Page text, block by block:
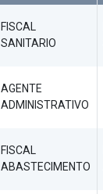
FISCAL
SANITARIO
AGENTE
ADMINISTRATIVO
FISCAL
ABASTECIMENTO